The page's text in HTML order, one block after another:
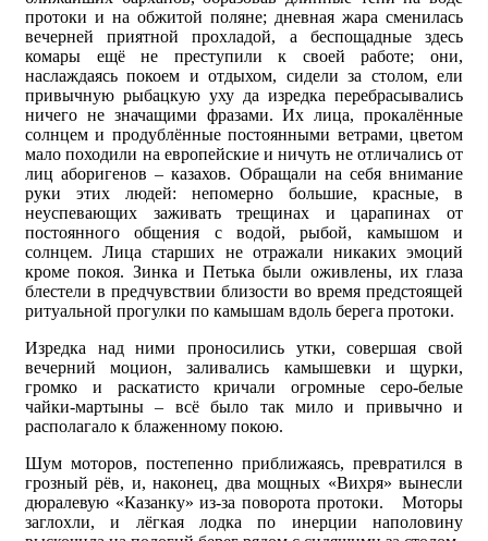
протоки и на обжитой поляне; дневная жара сменилась
вечерней приятной прохладой, а беспощадные здесь
комары ещё не преступили к своей работе; они,
наслаждаясь покоем и отдыхом, сидели за столом, ели
привычную рыбацкую уху да изредка перебрасывались
ничего не значащими фразами. Их лица, прокалённые
солнцем и продублённые постоянными ветрами, цветом
мало походили на европейские и ничуть не отличались от
лиц аборигенов – казахов. Обращали на себя внимание
руки этих людей: непомерно большие, красные, в
неуспевающих заживать трещинах и царапинах от
постоянного общения с водой, рыбой, камышом и
солнцем. Лица старших не отражали никаких эмоций
кроме покоя. Зинка и Петька были оживлены, их глаза
блестели в предчувствии близости во время предстоящей
ритуальной прогулки по камышам вдоль берега протоки.
Изредка над ними проносились утки, совершая свой
вечерний моцион, заливались камышевки и щурки,
громко и раскатисто кричали огромные серо-белые
чайки-мартыны – всё было так мило и привычно и
располагало к блаженному покою.
Шум моторов, постепенно приближаясь, превратился в
грозный рёв, и, наконец, два мощных «Вихря» вынесли
дюралевую «Казанку» из-за поворота протоки. Моторы
заглохли, и лёгкая лодка по инерции наполовину